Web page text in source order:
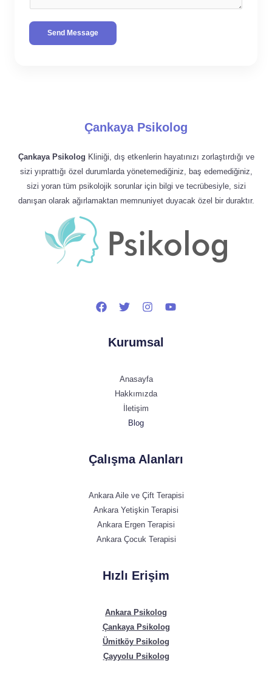
Send Message
Çankaya Psikolog
Çankaya Psikolog Kliniği, dış etkenlerin hayatınızı zorlaştırdığı ve
sizi yıprattığı özel durumlarda yönetemediğiniz, baş edemediğiniz,
sizi yoran tüm psikolojik sorunlar için bilgi ve tecrübesiyle, sizi
danışan olarak ağırlamaktan memnuniyet duyacak özel bir duraktır.
Kurumsal
Anasayfa
Hakkımızda
İletişim
Blog
Çalışma Alanları
Ankara Aile ve Çift Terapisi
Ankara Yetişkin Terapisi
Ankara Ergen Terapisi
Ankara Çocuk Terapisi
Hızlı Erişim
Ankara Psikolog
Çankaya Psikolog
Ümitköy Psikolog
Çayyolu Psikolog